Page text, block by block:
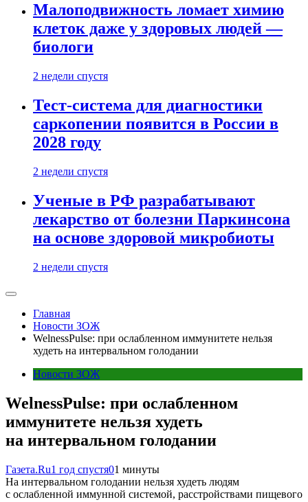
Малоподвижность ломает химию
клеток даже у здоровых людей —
биологи
2 недели спустя
Тест-система для диагностики
саркопении появится в России в
2028 году
2 недели спустя
Ученые в РФ разрабатывают
лекарство от болезни Паркинсона
на основе здоровой микробиоты
2 недели спустя
Главная
Новости ЗОЖ
WelnessPulse: при ослабленном иммунитете нельзя
худеть на интервальном голодании
Новости ЗОЖ
WelnessPulse: при ослабленном
иммунитете нельзя худеть
на интервальном голодании
Газета.Ru1 год спустя01 минуты
На интервальном голодании нельзя худеть людям
с ослабленной иммунной системой, расстройствами пищевого